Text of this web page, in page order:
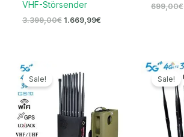
VHF-Störsender
3.399,00€ 1.669,99€
699,00€
Sale!
Preis
war:
1.599,00€
Sale!